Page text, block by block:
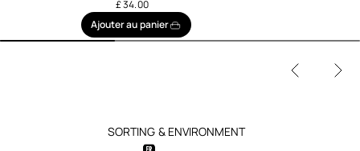
£ 34.00
Ajouter au panier
SORTING & ENVIRONMENT